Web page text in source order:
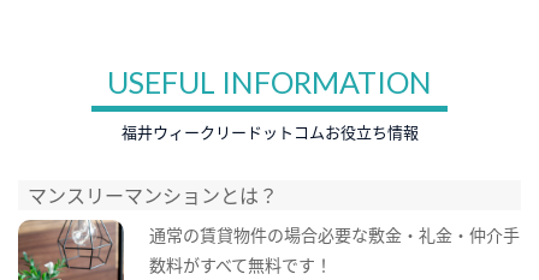
USEFUL INFORMATION
福井ウィークリードットコムお役立ち情報
マンスリーマンションとは？
通常の賃貸物件の場合必要な敷金・礼金・仲介手
数料がすべて無料です！